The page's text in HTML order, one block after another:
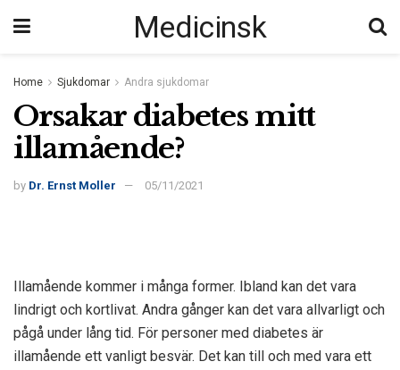
Medicinsk
Home Sjukdomar Andra sjukdomar
Orsakar diabetes mitt
illamående?
by Dr. Ernst Moller 05/11/2021
Illamående kommer i många former. Ibland kan det vara
lindrigt och kortlivat. Andra gånger kan det vara allvarligt och
pågå under lång tid. För personer med diabetes är
illamående ett vanligt besvär. Det kan till och med vara ett